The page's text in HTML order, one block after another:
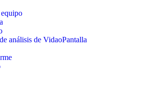
análisis de VidaoPantalla